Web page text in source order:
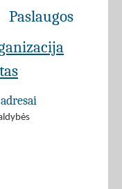
Paslaugos